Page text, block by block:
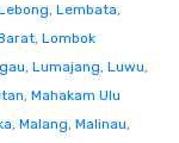
, Lembata,
, Lombok
, Lumajang, Luwu,
, Mahakam Ulu
, Malang, Malinau,